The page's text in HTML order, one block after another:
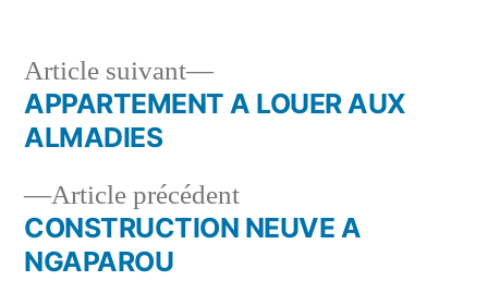
Navigation
l’article
Article précédentArticle
précédent :
CONSTRUCTION NEUVE A
NGAPAROU
Article suivant
Article
suivant :
APPARTEMENT A LOUER AUX
ALMADIES